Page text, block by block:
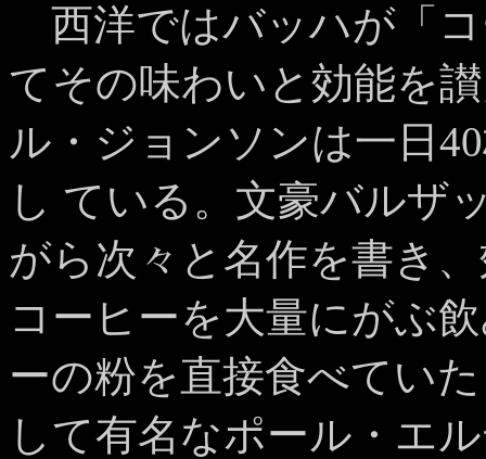
西洋ではバッハが「
てその味わいと効能を
ル・ジョンソンは一日
し ている。文豪バルザ
がら次々と名作を書き
コーヒーを大量にがぶ
ーの粉を直接食べてい
して有名なポール・エ